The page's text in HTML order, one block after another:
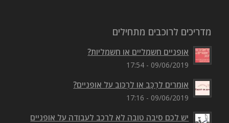
מדריכים לרוכבים מתחילים
אופניים חשמליים או חשמליות?
09/06/2019 - 17:54
אומרים לִרְכַּב או לִרְכּוב על אופניים?
09/06/2019 - 17:16
יש לכם סיבה טובה לא לרכב לעבודה על אופניים